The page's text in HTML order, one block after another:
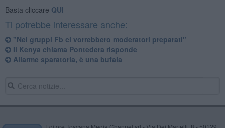
Basta cliccare QUI
Ti potrebbe interessare anche:
"Nei gruppi Fb ci vorrebbero moderatori preparati"
Il Kenya chiama Pontedera risponde
Allarme sparatoria, è una bufala